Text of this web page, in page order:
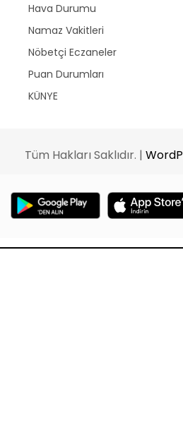
Hava Durumu
Namaz Vakitleri
Nöbetçi Eczaneler
Puan Durumları
KÜNYE
Tüm Hakları Saklıdır. |